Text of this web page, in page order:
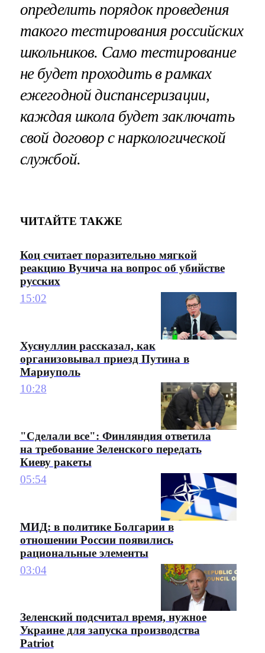
определить порядок проведения
такого тестирования российских
школьников. Само тестирование
не будет проходить в рамках
ежегодной диспансеризации,
каждая школа будет заключать
свой договор с наркологической
службой.
ЧИТАЙТЕ ТАКЖЕ
Коц считает поразительно мягкой
реакцию Вучича на вопрос об убийстве
русских
15:02
Хуснуллин рассказал, как
организовывал приезд Путина в
Мариуполь
10:28
"Сделали все": Финляндия ответила
на требование Зеленского передать
Киеву ракеты
05:54
МИД: в политике Болгарии в
отношении России появились
рациональные элементы
03:04
Зеленский подсчитал время, нужное
Украине для запуска производства
Patriot